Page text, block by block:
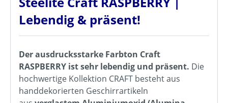
Lebendig & präsent!
Der ausdrucksstarke Farbton Craft
RASPBERRY ist sehr lebendig und präsent. Die
hochwertige Kollektion CRAFT besteht aus
handdekorierten Geschirrartikeln